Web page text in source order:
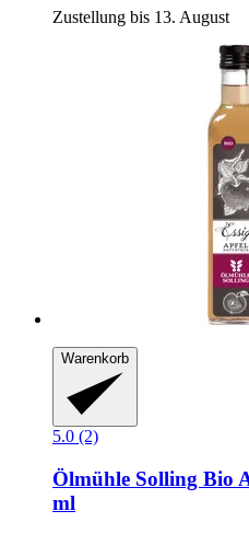
Zustellung bis 13. August
Warenkorb
5.0 (2)
Ölmühle Solling Bio
ml